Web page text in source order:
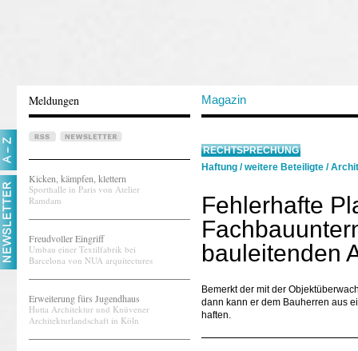
Meldungen Magazin
Kicken, kämpfen, klettern
Sporthalle in Paris von Atelier
Ramdam
Freudvoller Eingriff
Umbau einer Textilfabrik bei
Barcelona von NUA arquitectures
Erweiterung fürs Jugendhaus
Hutta Architektur und Knüvener
Architekturlandschaft in Köln
RECHTSPRECHUNG
Haftung /weitere Beteiligte /
Fehlerhafte
bauleitenden
Bemerkt der mit der
dann kann er dem Bauherren aus
haften.